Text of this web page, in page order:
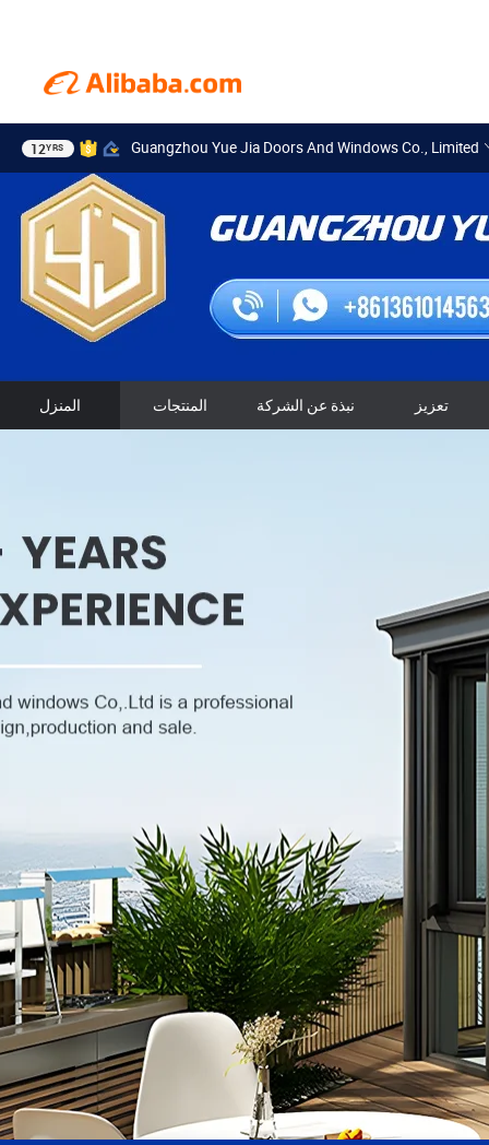
12YRS Guangzhou Yue Jia Doors And Windows Co., Limited
المنزل المنتجات نبذة عن الشركة تعزيز